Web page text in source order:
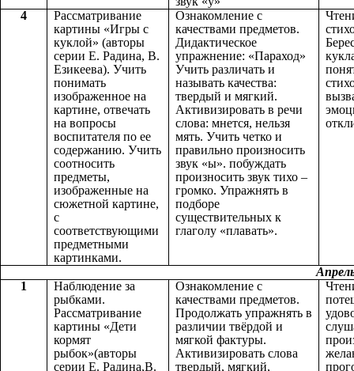
4
Рассматривание
картины «Игры с
куклой» (авторы
серии Е. Радина, В.
Езикеева). Учить
понимать
изображенное на
картине, отвечать
на вопросы
воспитателя по ее
содержанию. Учить
соотносить
предметы,
изображенные на
сюжетной картине,
с
соответствующими
предметными
картинками.
Ознакомление с
качествами предметов.
Дидактическое
упражнение: «Параход»
Учить различать и
называть качества:
твердый и мягкий.
Активизировать в речи
слова: мнется, нельзя
мять. Учить четко и
правильно произносить
звук «ы». побуждать
произносить звук тихо –
громко. Упражнять в
подборе
существительных к
глаголу «плавать».
1
Наблюдение за
рыбками.
Рассматривание
картины «Дети
кормят
рыбок»(авторы
серии Е. Радина,В.
Ознакомление с
качествами предметов.
Продолжать упражнять в
различии твёрдой и
мягкой фактуры.
Активизировать слова
твердый, мягкий,